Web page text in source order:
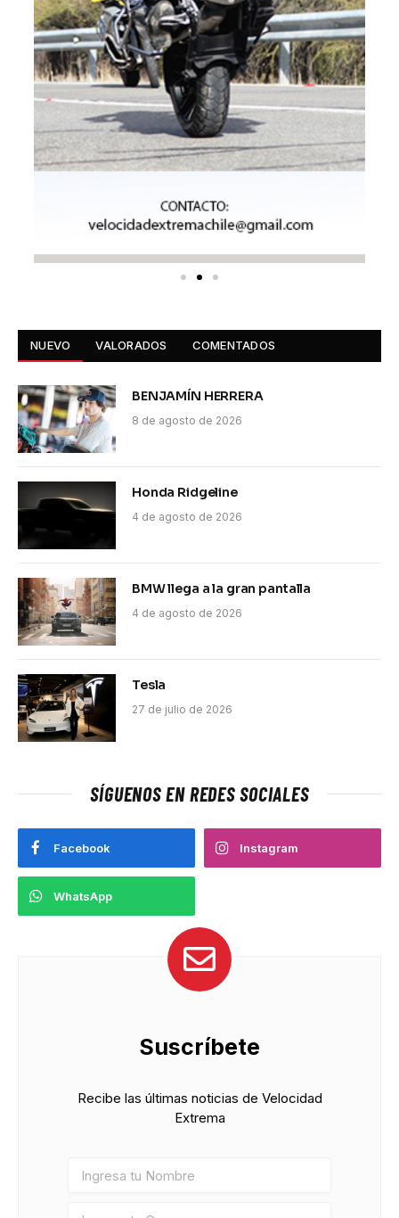
NUEVO VALORADOS COMENTADOS
BENJAMÍN HERRERA
8 de agosto de 2026
Honda Ridgeline
4 de agosto de 2026
BMW llega a la gran pantalla
4 de agosto de 2026
Tesla
27 de julio de 2026
SÍGUENOS EN REDES SOCIALES
Facebook Instagram
WhatsApp
Suscríbete
Recibe las últimas noticias de Velocidad
Extrema